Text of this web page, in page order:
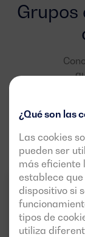
¿Qué son las
Las cookies
pueden ser
más eficiente
establece
dispositivo si
tipos de
utiliza
Grupos
RENTAL PLUS